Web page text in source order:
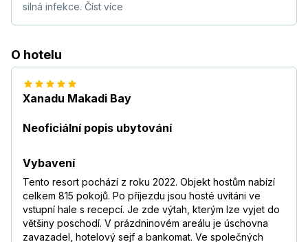
silná infekce. Číst více
O hotelu
Xanadu Makadi Bay
Neoficiální popis ubytování
Vybavení
Tento resort pochází z roku 2022. Objekt hostům nabízí
celkem 815 pokojů. Po příjezdu jsou hosté uvítáni ve
vstupní hale s recepcí. Je zde výtah, kterým lze vyjet do
většiny poschodí. V prázdninovém areálu je úschovna
zavazadel, hotelový sejf a bankomat. Ve společných